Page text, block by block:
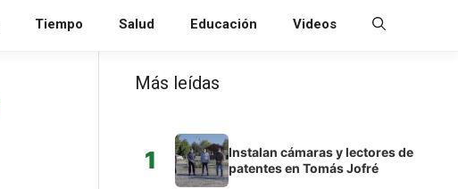
Tiempo Salud Educación Videos
Más leídas
1
Instalan cámaras y lectores de
patentes en Tomás Jofré